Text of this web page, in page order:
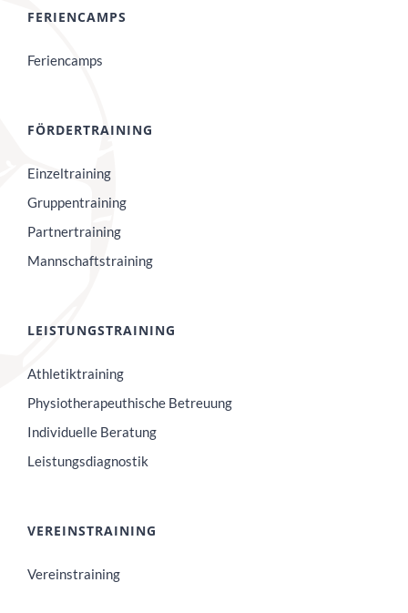
FERIENCAMPS
Feriencamps
FÖRDERTRAINING
Einzeltraining
Gruppentraining
Partnertraining
Mannschaftstraining
LEISTUNGSTRAINING
Athletiktraining
Physiotherapeuthische Betreuung
Individuelle Beratung
Leistungsdiagnostik
VEREINSTRAINING
Vereinstraining